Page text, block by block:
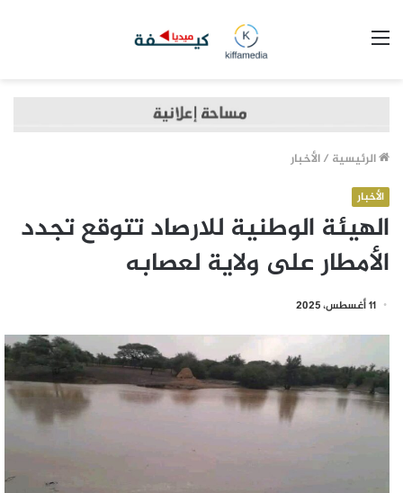
الرئيسية /الأخبار
الأخبار
الهيئة الوطنية للارصاد تتوقع تجدد
الأمطار على ولاية لعصابه
11 أغسطس، 2025